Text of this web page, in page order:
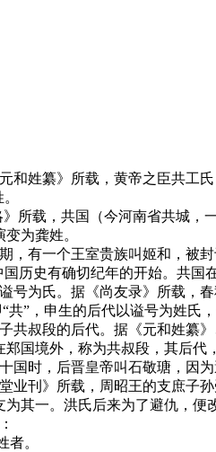
和姓纂》所载，黄帝之臣共工
所载，共国（今河南省共城
为龚姓。
，有一个王室贵族叫姬和，被
历史有确切纪年的开始。共
号为氏。据《尚友录》所载，
共”，申生的后代以谥号为姓氏
共叔段的后代。据《元和姓纂
国境外，称为共叔段，其后代
国时，后晋皇帝叫石敬瑭，因
业刊》所载，周昭王的支庶子
其一。洪氏后来为了避仇，
。